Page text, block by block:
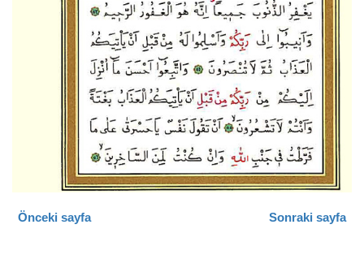
Önceki sayfa Sonraki sayfa